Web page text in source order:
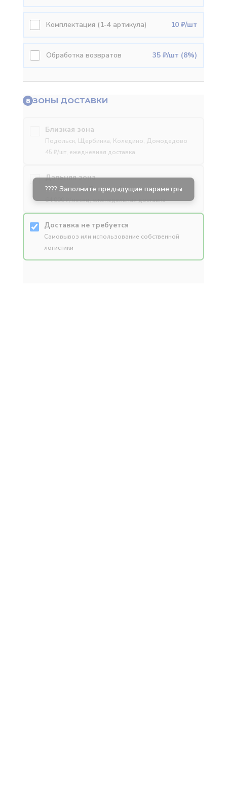
Комплектация (1-4 артикула) 10 ₽/шт
Обработка возвратов 35 ₽/шт (8%)
8 ЗОНЫ ДОСТАВКИ
Близкая зона
Подольск, Щербинка, Коледино, Домодедово
45 ₽/шт, ежедневная доставка
Дальняя зона
Электросталь, Пушкино, Софьино, Чехов и др.
64,000 ₽/месяц, еженедельная доставка
Доставка не требуется
Самовывоз или использование собственной
логистики